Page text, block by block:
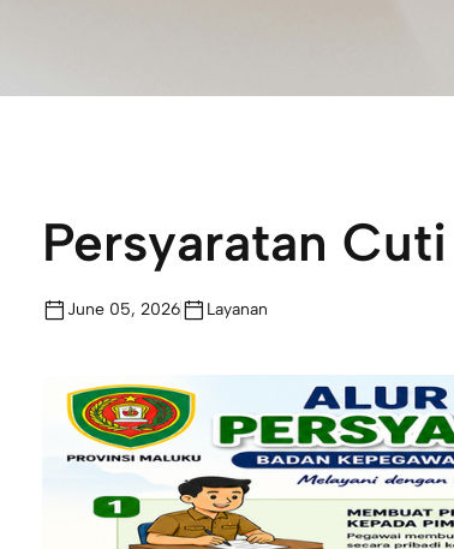
Persyaratan Cuti
June 05, 2026 Layanan